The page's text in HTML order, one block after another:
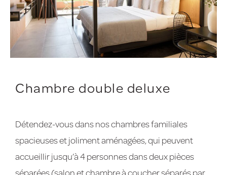
Chambre double deluxe
Détendez-vous dans nos chambres familiales
spacieuses et joliment aménagées, qui peuvent
accueillir jusqu’à 4 personnes dans deux pièces